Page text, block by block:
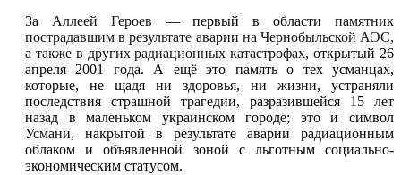
За Аллеей Героев — первый в областипамятник
пострадавшим в результате аварии на Чернобыльской АЭС,
а также в других радиационных катастрофах, открытый 26
апреля 2001 года. А ещё это память о тех усманцах,
которые, не щадя ни здоровья, ни жизни, устраняли
последствия страшной трагедии, разразившейся 15 лет
назад в маленьком украинском городе; это и символ
Усмани, накрытой в результате аварии радиационным
облаком и объявленной зоной с льготным социально-
экономическим статусом.